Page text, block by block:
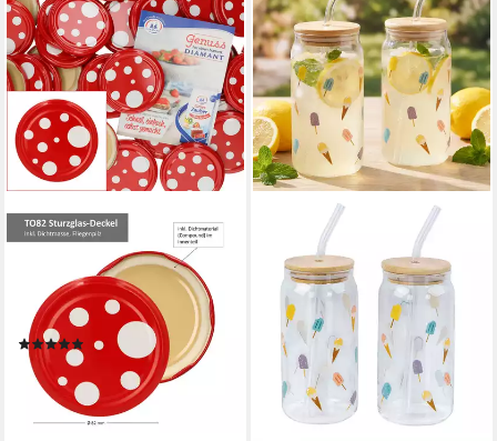
MAMBOCAT
Einmachglas 50er Set Deckel
To 82 Fliegenpilz rot weiß
gepunktet 230ml / 350ml,
Metall
(3)
16,99 €
lieferbar - in 3-4 Werktagen bei dir